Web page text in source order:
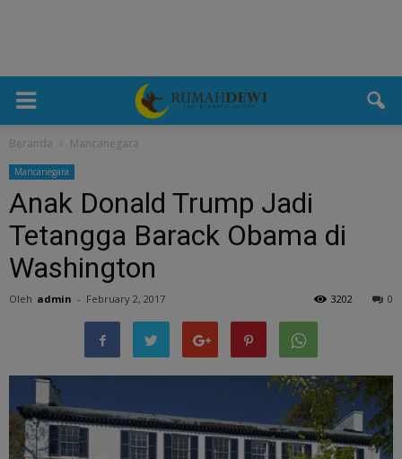
Beranda Mancanegara
Mancanegara
Anak Donald Trump Jadi
Tetangga Barack Obama di
Washington
Oleh admin - February 2, 2017 0
3202